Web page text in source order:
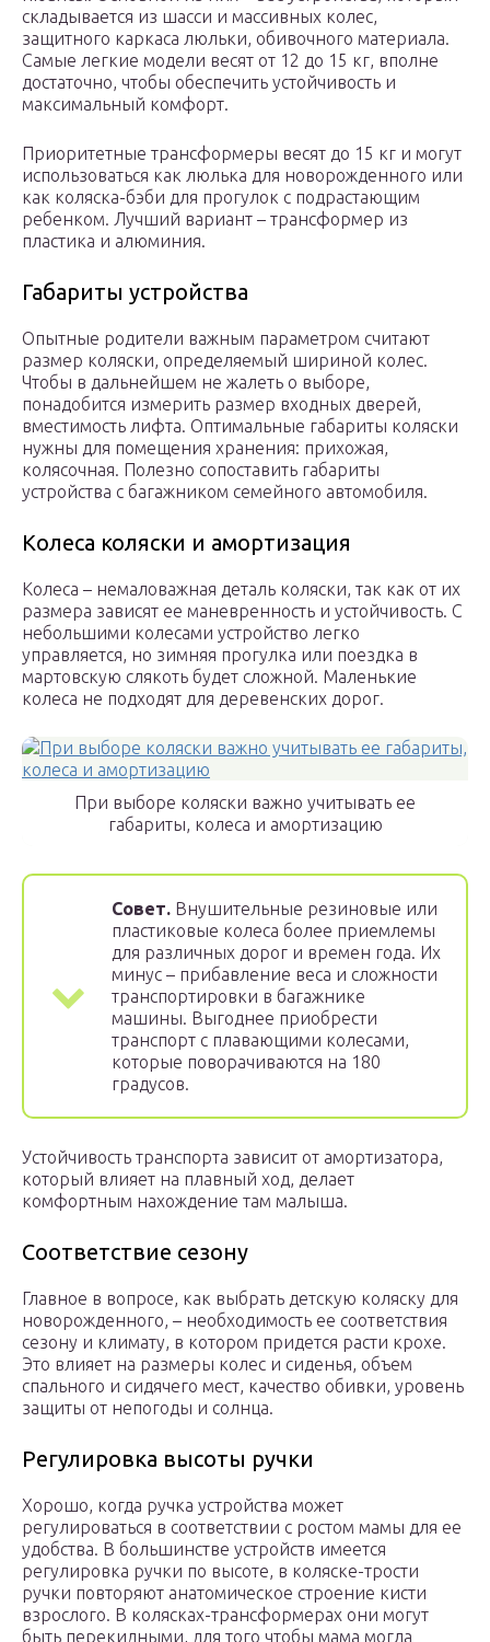
складывается из шасси и массивных колес,
защитного каркаса люльки, обивочного материала.
Самые легкие модели весят от 12 до 15 кг, вполне
достаточно, чтобы обеспечить устойчивость и
максимальный комфорт.
Приоритетные трансформеры весят до 15 кг и могут
использоваться как люлька для новорожденного или
как коляска-бэби для прогулок с подрастающим
ребенком. Лучший вариант – трансформер из
пластика и алюминия.
Габариты устройства
Опытные родители важным параметром считают
размер коляски, определяемый шириной колес.
Чтобы в дальнейшем не жалеть о выборе,
понадобится измерить размер входных дверей,
вместимость лифта. Оптимальные габариты коляски
нужны для помещения хранения: прихожая,
колясочная. Полезно сопоставить габариты
устройства с багажником семейного автомобиля.
Колеса коляски и амортизация
Колеса – немаловажная деталь коляски, так как от их
размера зависят ее маневренность и устойчивость. С
небольшими колесами устройство легко
управляется, но зимняя прогулка или поездка в
мартовскую слякоть будет сложной. Маленькие
колеса не подходят для деревенских дорог.
При выборе коляски важно учитывать ее
габариты, колеса и амортизацию
Совет. Внушительные резиновые или
пластиковые колеса более приемлемы
для различных дорог и времен года. Их
минус – прибавление веса и сложности
транспортировки в багажнике
машины. Выгоднее приобрести
транспорт с плавающими колесами,
которые поворачиваются на 180
градусов.
Устойчивость транспорта зависит от амортизатора,
который влияет на плавный ход, делает
комфортным нахождение там малыша.
Соответствие сезону
Главное в вопросе, как выбрать детскую коляску для
новорожденного, – необходимость ее соответствия
сезону и климату, в котором придется расти крохе.
Это влияет на размеры колес и сиденья, объем
спального и сидячего мест, качество обивки, уровень
защиты от непогоды и солнца.
Регулировка высоты ручки
Хорошо, когда ручка устройства может
регулироваться в соответствии с ростом мамы для ее
удобства. В большинстве устройств имеется
регулировка ручки по высоте, в коляске-трости
ручки повторяют анатомическое строение кисти
взрослого. В колясках-трансформерах они могут
быть перекидными, для того чтобы мама могла